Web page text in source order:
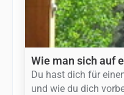
Wie man sich auf
Du hast dich für
und wie du dich